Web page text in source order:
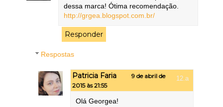
dessa marca! Ótima recomendação.
http://grgea.blogspot.com.br/
Responder
Respostas
Patricia Faria
9 de abril de
2015 às 21:55
Olá Georgea!